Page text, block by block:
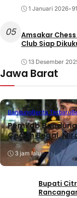
1 Januari 2026•
05 Amsakar
Club Siap
13 Desember
Jawa Barat
BandungBerita Terbaru
Pemkab
Cegah Begal,
3 jam lalu
Bupati